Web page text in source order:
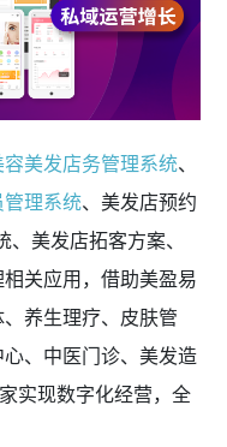
美发店务管理系统、
理系统、美发店预约
美发店拓客方案、
关应用，借助美盈易
养生理疗、皮肤管
、中医门诊、美发造
实现数字化经营，全